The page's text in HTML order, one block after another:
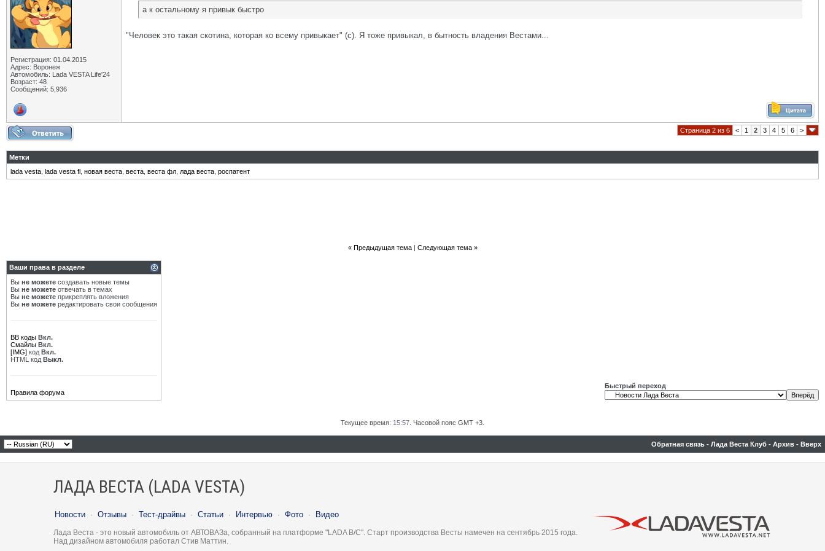
Регистрация: 01.04.2015
Адрес: Воронеж
Автомобиль: Lada VESTA Life'24
Возраст: 48
Сообщений: 5,936
а к остальному я привык быстро
"Человек это такая скотина, которая ко всему привыкает" (с). Я тоже привыкал, в бытность владения Вестами...
Страница 2 из 6 < 1 2 3 4 5 6 >
Метки
lada vesta lada vesta fl новая веста веста веста фл лада веста роспатент
« Предыдущая тема| Следующая тема »
Ваши права в разделе
Вы не можете создавать новые темы
Вы не можете отвечать в темах
Вы не можете прикреплять вложения
Вы не можете редактировать свои сообщения
BB коды Вкл.
Смайлы Вкл.
[IMG] код Вкл.
HTML код Выкл.
Правила форума
Быстрый переход
Текущее время: 15:57 . Часовой пояс GMT +3.
Обратная связь - Лада Веста Клуб - Архив - Вверх
ЛАДА ВЕСТА (LADA VESTA)
Новости · Отзывы · Тест-драйвы · Статьи · Интервью · Фото · Видео
Лада Веста - это новый автомобиль от АВТОВАЗа, собранный на платформе "LADA B/C". Старт производства Весты намечен на сентябрь 2015 года.
Над дизайном автомобиля работал Стив Маттин.